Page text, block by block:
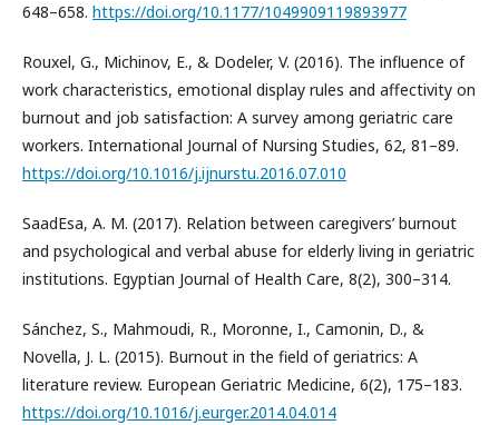
648–658. https://doi.org/10.1177/1049909119893977
Rouxel, G., Michinov, E., & Dodeler, V. (2016). The influence of
work characteristics, emotional display rules and affectivity on
burnout and job satisfaction: A survey among geriatric care
workers. International Journal of Nursing Studies, 62, 81–89.
https://doi.org/10.1016/j.ijnurstu.2016.07.010
SaadEsa, A. M. (2017). Relation between caregivers’ burnout
and psychological and verbal abuse for elderly living in geriatric
institutions. Egyptian Journal of Health Care, 8(2), 300–314.
Sánchez, S., Mahmoudi, R., Moronne, I., Camonin, D., &
Novella, J. L. (2015). Burnout in the field of geriatrics: A
literature review. European Geriatric Medicine, 6(2), 175–183.
https://doi.org/10.1016/j.eurger.2014.04.014